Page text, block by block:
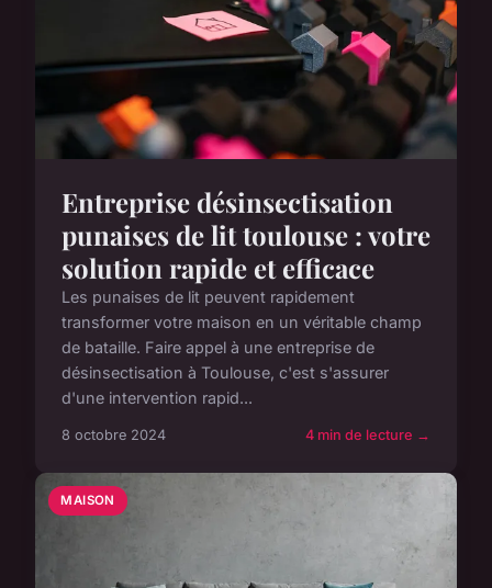
Entreprise désinsectisation
punaises de lit toulouse : votre
solution rapide et efficace
Les punaises de lit peuvent rapidement
transformer votre maison en un véritable champ
de bataille. Faire appel à une entreprise de
désinsectisation à Toulouse, c'est s'assurer
d'une intervention rapid...
8 octobre 2024 4 min de lecture →
MAISON